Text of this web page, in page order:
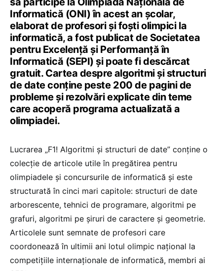
Informatică (ONI) în acest an școlar,
elaborat de profesori și foști olimpici la
informatică, a fost publicat de Societatea
pentru Excelență și Performanță în
Informatică (SEPI) și poate fi descărcat
gratuit. Cartea despre algoritmi și structuri
de date conține peste 200 de pagini de
probleme și rezolvări explicate din teme
care acoperă programa actualizată a
olimpiadei.
Lucrarea „F1! Algoritmi și structuri de date” conține o
colecție de articole utile în pregătirea pentru
olimpiadele și concursurile de informatică și este
structurată în cinci mari capitole: structuri de date
arborescente, tehnici de programare, algoritmi pe
grafuri, algoritmi pe șiruri de caractere și geometrie.
Articolele sunt semnate de profesori care
coordonează în ultimii ani lotul olimpic național la
competițiile internaționale de informatică, membri ai